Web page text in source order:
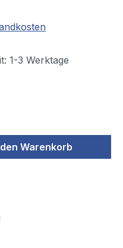
1-3 Werktage
Warenkorb